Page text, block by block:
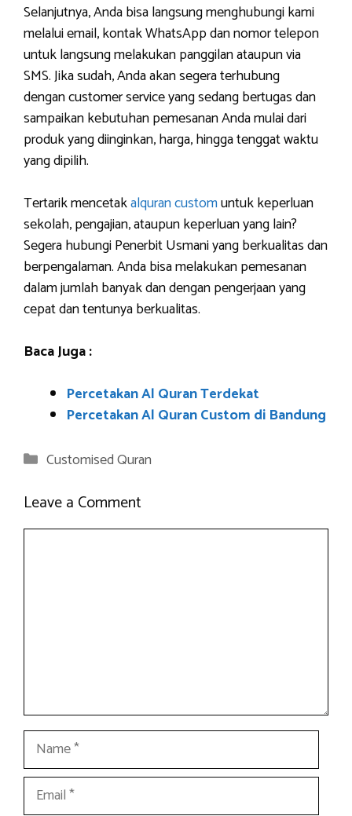
Selanjutnya, Anda bisa langsung menghubungi kami
melalui email, kontak WhatsApp dan nomor telepon
untuk langsung melakukan panggilan ataupun via
SMS. Jika sudah, Anda akan segera terhubung
dengan customer service yang sedang bertugas dan
sampaikan kebutuhan pemesanan Anda mulai dari
produk yang diinginkan, harga, hingga tenggat waktu
yang dipilih.
Tertarik mencetakalquran customuntuk keperluan
sekolah, pengajian, ataupun keperluan yang lain?
Segera hubungi Penerbit Usmani yang berkualitas dan
berpengalaman. Anda bisa melakukan pemesanan
dalam jumlah banyak dan dengan pengerjaan yang
cepat dan tentunya berkualitas.
Baca Juga :
Percetakan Al Quran Terdekat
Percetakan Al Quran Custom di Bandung
Categories
Customised Quran
Leave a Comment
Name
Email